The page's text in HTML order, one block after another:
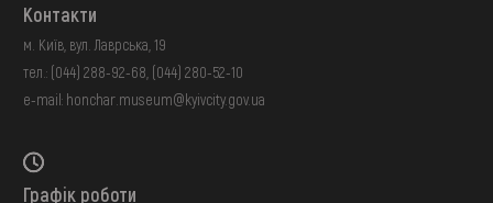
Контакти
м. Київ, вул. Лаврська, 19
тел.: (044) 288-92-68 (044) 280-52-10
e-mail: honchar.museum@kyivcity.gov.ua
Графік роботи